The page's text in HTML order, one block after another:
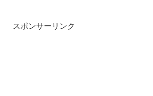
スポンサーリンク